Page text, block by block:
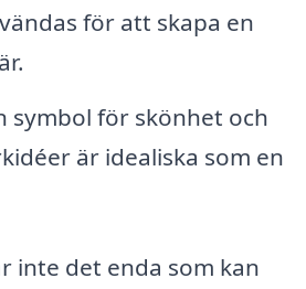
för att skapa en
symbol för skönhet och
är idealiska som en
inte det enda som kan